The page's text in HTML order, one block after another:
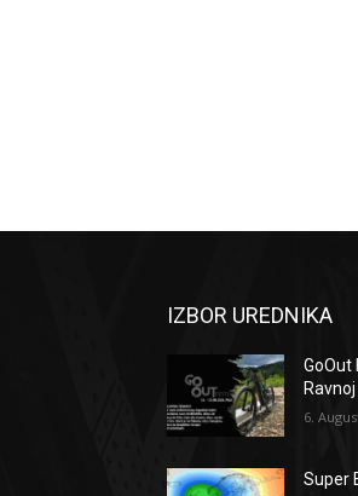
IZBOR UREDNIKA
GoOut
Ravnoj
6.
Super